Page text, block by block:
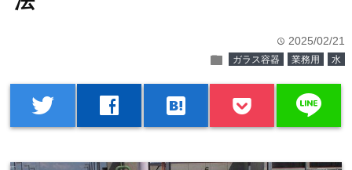
time 2025/02/21
folder ガラス容器 業務用 水
twitter facebook hatenabookmark line